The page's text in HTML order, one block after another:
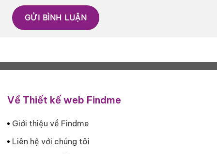
Về Thiết kế web Findme
Giới thiệu về Findme
Liên hệ với chúng tôi